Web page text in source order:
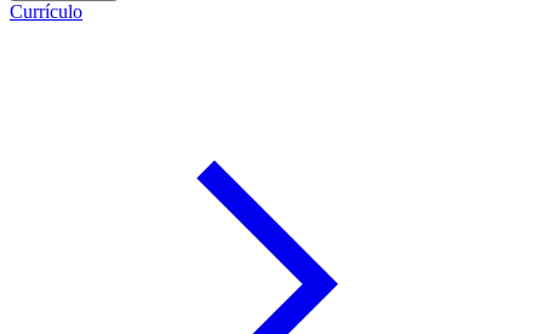
Currículo